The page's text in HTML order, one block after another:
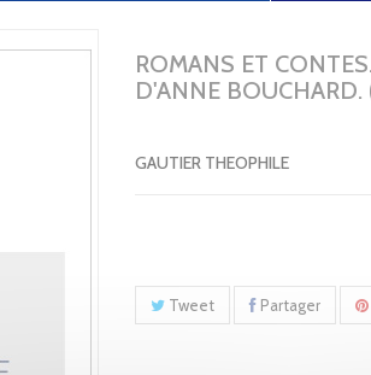
ROMANS ET
D'ANNE BOUCHARD.
GAUTIER THEOPHILE
Tweet Partager